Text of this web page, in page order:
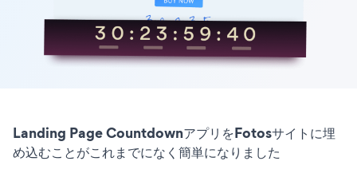
Landing Page CountdownアプリをFotosサイトに埋
め込むことがこれまでになく簡単になりました